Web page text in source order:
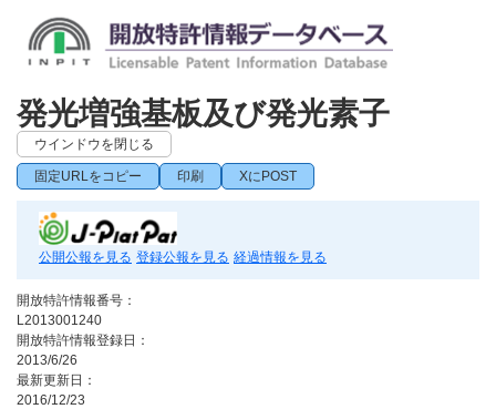
発光増強基板及び発光素子
ウインドウを閉じる
固定URLをコピー 印刷 XにPOST
公開公報を見る 登録公報を見る 経過情報を見る
開放特許情報番号：
L2013001240
開放特許情報登録日：
2013/6/26
最新更新日：
2016/12/23